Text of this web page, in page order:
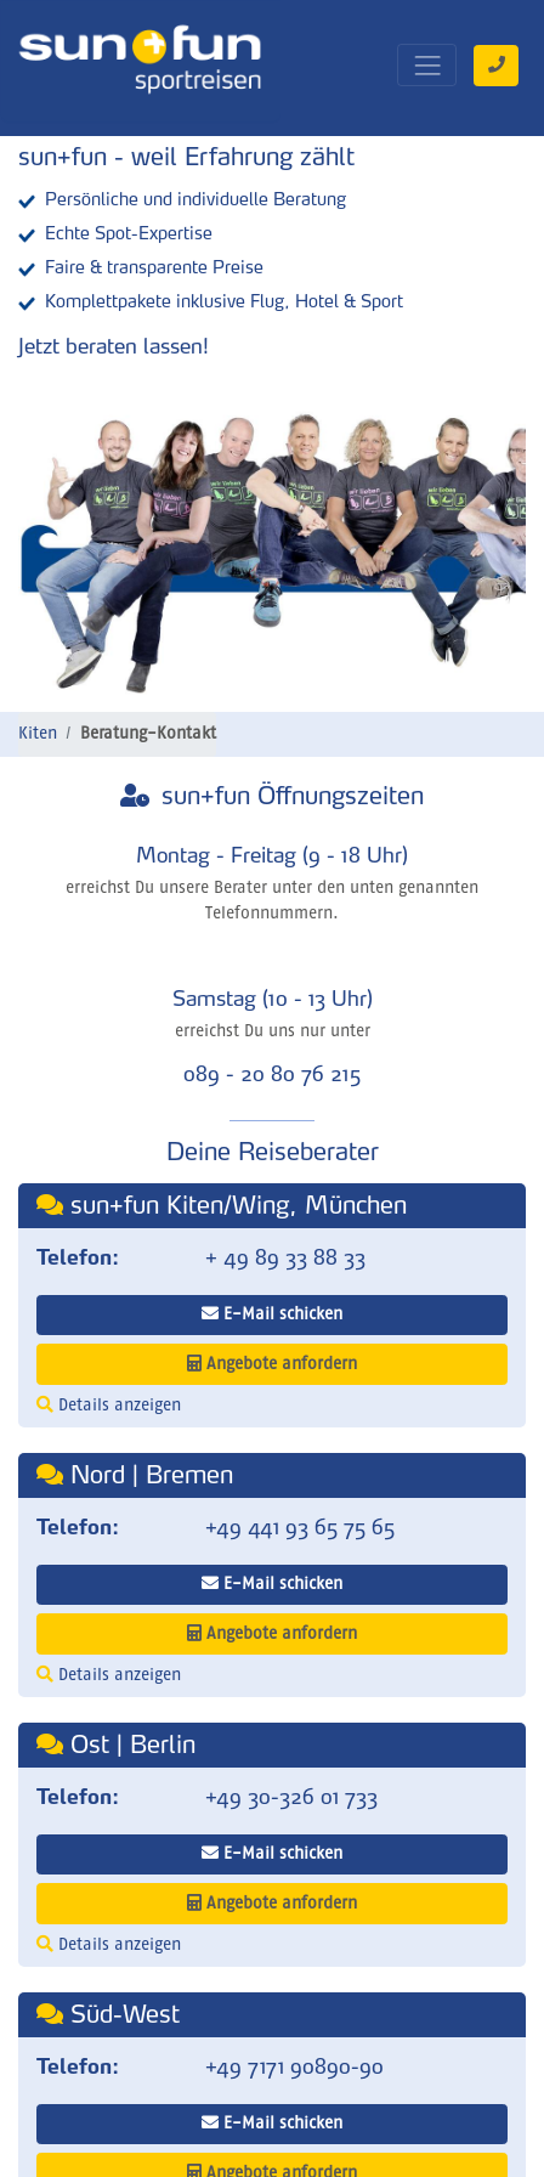
sun+fun - weil Erfahrung zählt
Persönliche und individuelle Beratung
Echte Spot-Expertise
Faire & transparente Preise
Komplettpakete inklusive Flug, Hotel & Sport
Jetzt beraten lassen!
Kiten Beratung-Kontakt
sun+fun Öffnungszeiten
Montag - Freitag (9 - 18 Uhr)
erreichst Du unsere Berater unter den unten genannten
Telefonnummern.
Samstag (10 - 13 Uhr)
erreichst Du uns nur unter
089 - 20 80 76 215
Deine Reiseberater
sun+fun Kiten/Wing, München
Telefon: + 49 89 33 88 33
E-Mail schicken
Angebote anfordern
Details anzeigen
Nord | Bremen
Telefon: +49 441 93 65 75 65
E-Mail schicken
Angebote anfordern
Details anzeigen
Ost | Berlin
Telefon: +49 30-326 01 733
E-Mail schicken
Angebote anfordern
Details anzeigen
Süd-West
Telefon: +49 7171 90890-90
E-Mail schicken
Angebote anfordern